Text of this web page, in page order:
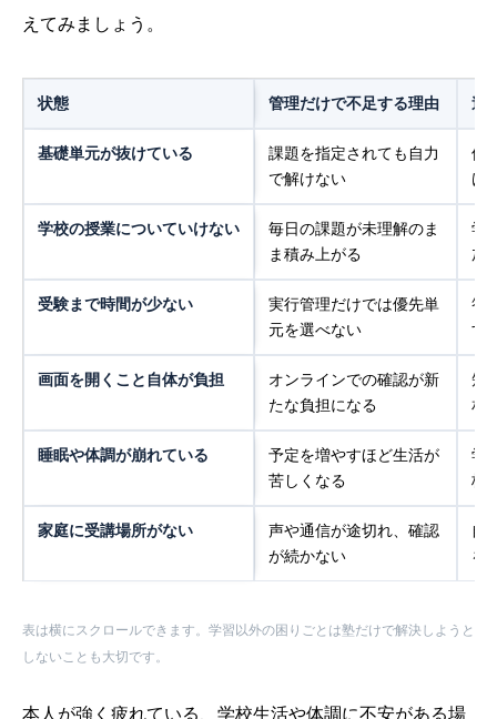
えてみましょう。
状態 管理だけで不足する理由 追
基礎単元が抜けている
課題を指定されても自力
で解けない
個
け
学校の授業についていけない
毎日の課題が未理解のま
ま積み上がる
学
加
受験まで時間が少ない
実行管理だけでは優先単
元を選べない
答
す
画面を開くこと自体が負担
オンラインでの確認が新
たな負担になる
短
相
睡眠や体調が崩れている
予定を増やすほど生活が
苦しくなる
学
校
家庭に受講場所がない
声や通信が途切れ、確認
が続かない
自
を
表は横にスクロールできます。学習以外の困りごとは塾だけで解決しようと
しないことも大切です。
本人が強く疲れている、学校生活や体調に不安がある場